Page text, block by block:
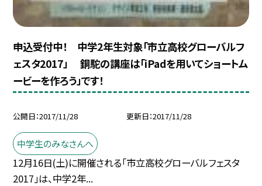
申込受付中！ 中学2年生対象「市立高校グローバルフ
ェスタ2017」 銅駝の講座は「iPadを用いてショートム
ービーを作ろう」です！
公開日 2017/11/28 更新日 2017/11/28
中学生のみなさんへ
12月16日(土)に開催される「市立高校グローバルフェスタ
2017」は、中学2年...